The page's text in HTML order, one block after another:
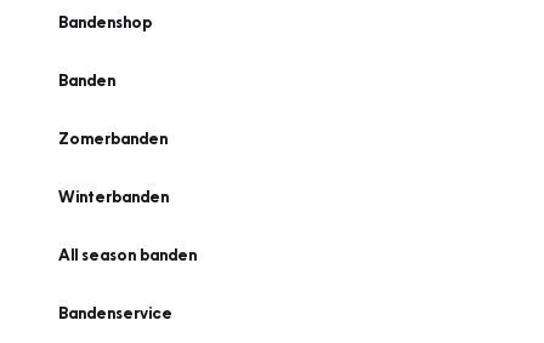
Bandenshop
Banden
Zomerbanden
Winterbanden
All season banden
Bandenservice